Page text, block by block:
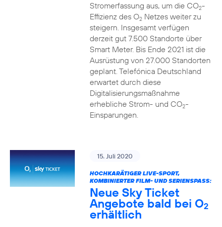
Stromerfassung aus, um die CO2-
Effizienz des O2Netzes weiter zu
steigern. Insgesamt verfügen
derzeit gut 7.500 Standorte über
Smart Meter. Bis Ende 2021 ist die
Ausrüstung von 27.000 Standorten
geplant. Telefónica Deutschland
erwartet durch diese
Digitalisierungsmaßnahme
erhebliche Strom- und CO2-
Einsparungen.
15. Juli 2020
HOCHKARÄTIGER LIVE-SPORT,
KOMBINIERTER FILM- UND SERIENSPASS:
Neue Sky Ticket
Angebote bald bei O2
erhältlich